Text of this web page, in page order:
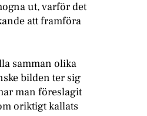
ut, varför det
att framföra
samman olika
bilden ter sig
man föreslagit
oriktigt kallats